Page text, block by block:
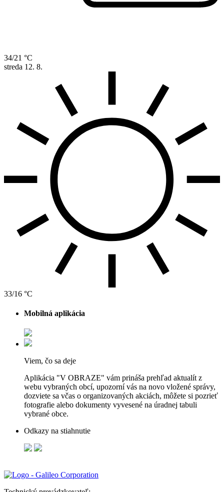
34/21 °C
streda 12. 8.
33/16 °C
Mobilná aplikácia
Viem, čo sa deje
Aplikácia "V OBRAZE" vám prináša prehľad aktualít z
webu vybraných obcí, upozorní vás na novo vložené správy,
dozviete sa včas o organizovaných akciách, môžete si pozrieť
fotografie alebo dokumenty vyvesené na úradnej tabuli
vybrané obce.
Odkazy na stiahnutie